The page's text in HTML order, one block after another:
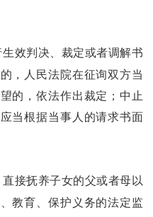
效判决、裁定或者调解书
，人民法院在征询双方当
的，依法作出裁定；中止
当根据当事人的请求书面
接抚养子女的父或者母以
教育、保护义务的法定监